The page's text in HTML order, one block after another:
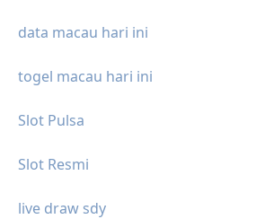
data macau hari ini
togel macau hari ini
Slot Pulsa
Slot Resmi
live draw sdy